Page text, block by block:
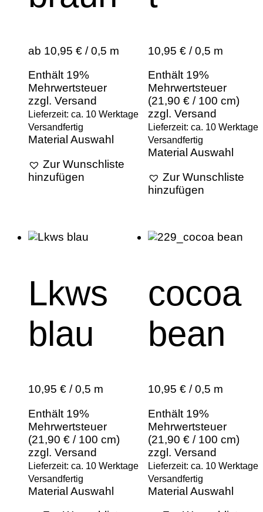
ab 10,95 € / 0,5 m
Enthält 19%
Mehrwertsteuer
zzgl. Versand
Lieferzeit: ca. 10 Werktage
Versandfertig
Material Auswahl
Zur Wunschliste
hinzufügen
10,95 € / 0,5 m
Enthält 19%
Mehrwertsteuer
(21,90 €/ 100 cm)
zzgl. Versand
Lieferzeit: ca. 10 Werktage
Versandfertig
Material Auswahl
Zur Wunschliste
hinzufügen
Lkws
blau
10,95 € / 0,5 m
Enthält 19%
Mehrwertsteuer
(21,90 € / 100 cm)
zzgl. Versand
Lieferzeit: ca. 10 Werktage
Versandfertig
Material Auswahl
cocoa
bean
10,95 € / 0,5 m
Enthält 19%
Mehrwertsteuer
(21,90 €/ 100 cm)
zzgl. Versand
Lieferzeit: ca. 10 Werktage
Versandfertig
Material Auswahl